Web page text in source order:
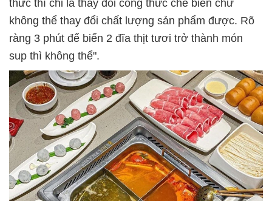
thức thì chỉ là thay đổi công thức chế biến chứ
không thể thay đổi chất lượng sản phẩm được. Rõ
ràng 3 phút để biến 2 đĩa thịt tươi trở thành món
sup thì không thể".